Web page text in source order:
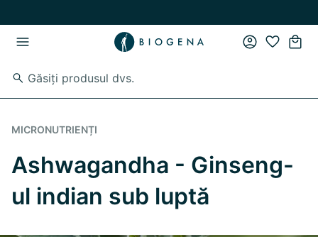
MICRONUTRIENȚI
Ashwagandha - Ginseng-
ul indian sub luptă